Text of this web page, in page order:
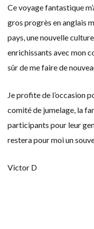
Ce voyage fantastique
gros progrès en anglais
pays, une nouvelle
enrichissants avec mon
sûr de me faire de
Je profite de l’occasion
comité de jumelage, la
participants pour leur
restera pour moi un
Victor D